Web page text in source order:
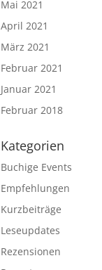
Mai 2021
April 2021
März 2021
Februar 2021
Januar 2021
Februar 2018
Kategorien
Buchige Events
Empfehlungen
Kurzbeiträge
Leseupdates
Rezensionen